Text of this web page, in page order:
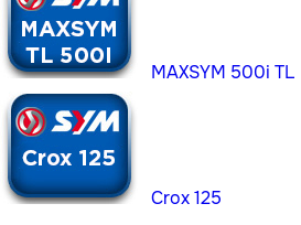
MAXSYM 500i TL
Crox 125